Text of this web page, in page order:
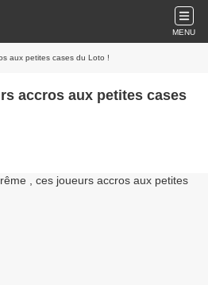
MENU
aux petites cases du Loto !
accros aux petites cases